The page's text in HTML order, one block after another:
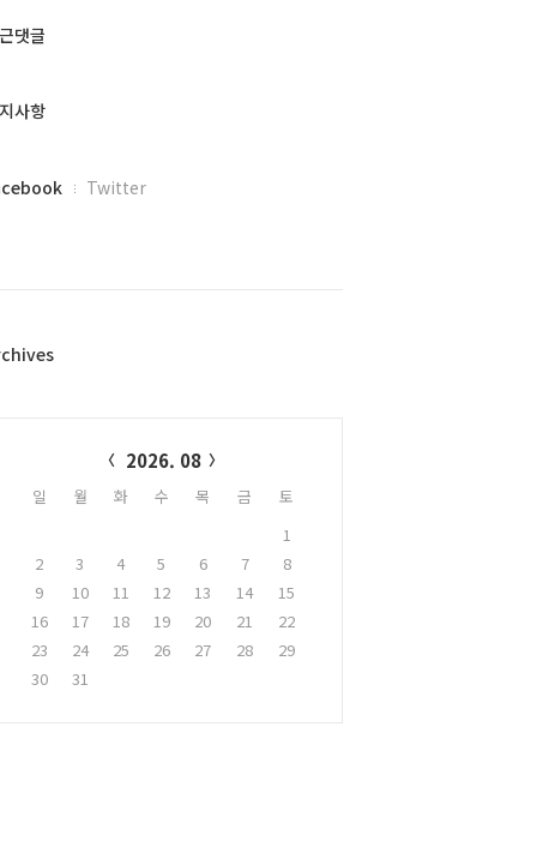
댓글
사항
Twitter
2026. 08
일 월 화 수 목 금
토
1
2
3 4 5 6 7
8
9
10 11 12 13 14
15
16
17 18 19 20 21
22
23
24 25 26 27 28
29
30
31